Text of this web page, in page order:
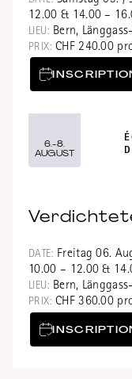
12.00 & 14.00 –
LIEU: Bern,
PRIX: CHF 240.00
6.-8.
AUGUST
DATE: Freitag 06.
10.00 – 12.00 &
LIEU: Bern,
PRIX: CHF 360.00